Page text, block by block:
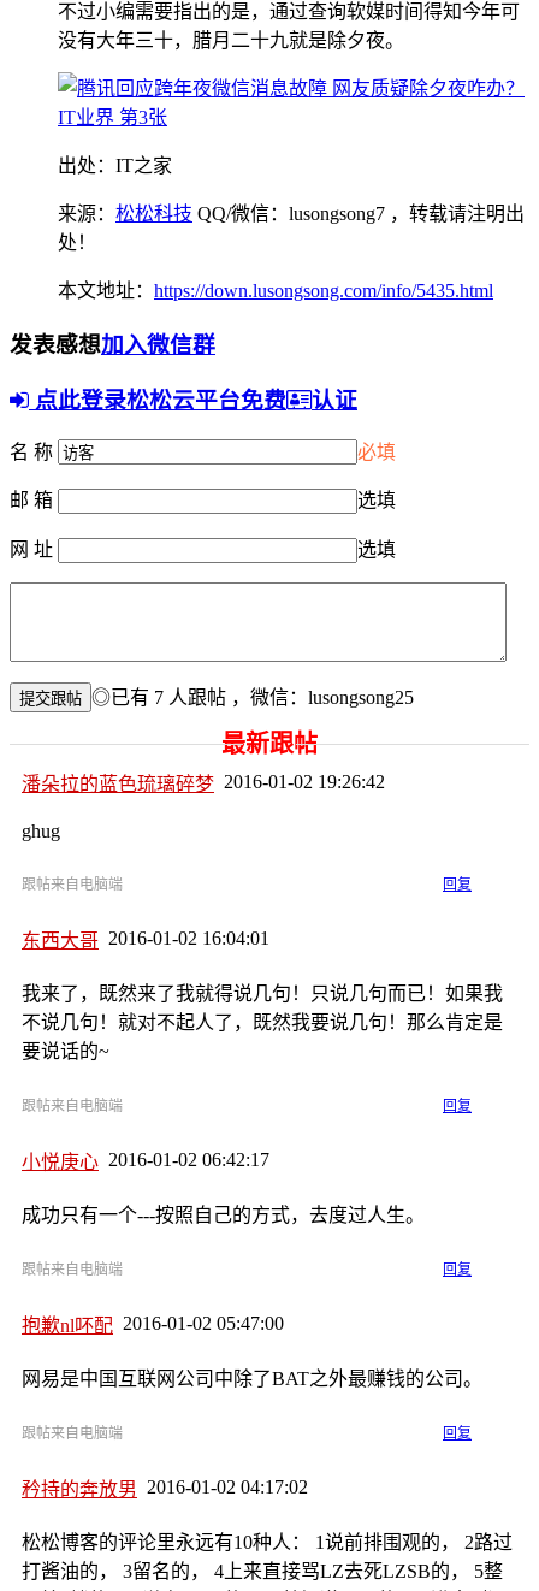
不过小编需要指出的是，通过查询软媒时间得知今年可
没有大年三十，腊月二十九就是除夕夜。
出处：IT之家
来源： 松松科技 QQ/微信：lusongsong7 ，转载请注明出
处！
本文地址： https://down.lusongsong.com/info/5435.html
发表感想加入微信群
点此登录松松云平台免费 认证
名 称 必填
邮 箱 选填
网 址 选填
◎已有 7 人跟帖 ，微信：lusongsong25
最新跟帖
潘朵拉的蓝色琉璃碎梦 2016-01-02 19:26:42
ghug
跟帖来自电脑端 回复
东西大哥 2016-01-02 16:04:01
我来了，既然来了我就得说几句！只说几句而已！如果我
不说几句！就对不起人了，既然我要说几句！那么肯定是
要说话的~
跟帖来自电脑端 回复
小悦庚心 2016-01-02 06:42:17
成功只有一个---按照自己的方式，去度过人生。
跟帖来自电脑端 回复
抱歉nl吥配 2016-01-02 05:47:00
网易是中国互联网公司中除了BAT之外最赚钱的公司。
跟帖来自电脑端 回复
矜持的奔放男 2016-01-02 04:17:02
松松博客的评论里永远有10种人： 1说前排围观的， 2路过
打酱油的， 3留名的， 4上来直接骂LZ去死LZSB的， 5整